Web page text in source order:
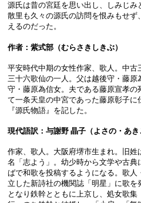
源氏は昔の宮廷を思い出し、しみじみ
散里も久々の源氏の訪問を恨みもせず
えるのだった。
作者：紫式部（むらさきしきぶ）
平安時代中期の女性作家、歌人。中古
三十六歌仙の一人。父は越後守・藤原
守・藤原為信女。夫である藤原宣孝の
て一条天皇の中宮であった藤原彰子に
『源氏物語』を記した。
現代語訳：与謝野 晶子（よさの・あき
作家、歌人。大阪府堺市生まれ。旧姓
名「志よう」。幼少時から文学や古典
ばで和歌を投稿するようになる。歌人
立した新詩社の機関誌「明星」に歌を
となり鉄幹とともに上京し、処女歌集